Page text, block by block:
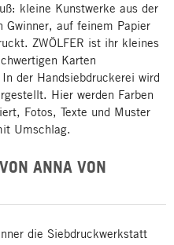
kleine Kunstwerke aus der
Gwinner, auf feinem Papier
ZWÖLFER ist ihr kleines
Karten
der Handsiebdruckerei wird
Hier werden Farben
Fotos, Texte und Muster
Umschlag.
ANNA VON
die Siebdruckwerkstatt